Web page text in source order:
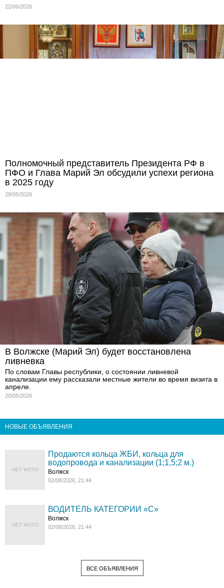
22/06/2026
Полномочный представитель Президента РФ в
ПФО и Глава Марий Эл обсудили успехи региона
в 2025 году
28/05/2026
В Волжске (Марий Эл) будет восстановлена
ливневка
По словам Главы республики, о состоянии ливневой
канализации ему рассказали местные жители во время визита в
апреле.
20/05/2026
НОВЫЕ ОБЪЯВЛЕНИЯ
НЕТ ФОТО
Продаются кольца ЖБИ, кольца для
водопровода и канализации (1;1,5;2 м.)
Волжск
02/08/2026, 21:44
НЕТ ФОТО
ВОДИТЕЛЬ КАТЕГОРИИ «C»
Волжск
02/08/2026, 21:44
ВСЕ ОБЪЯВЛЕНИЯ